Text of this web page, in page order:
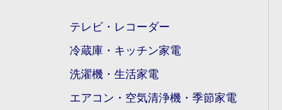
テレビ・レコーダー
冷蔵庫・キッチン家電
洗濯機・生活家電
エアコン・空気清浄機・季節家電